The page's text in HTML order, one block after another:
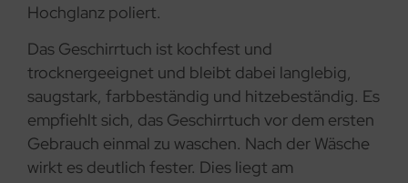
Hochglanz poliert.
Das Geschirrtuch ist kochfest und
trocknergeeignet und bleibt dabei langlebig,
saugstark, farbbeständig und hitzebeständig. Es
empfiehlt sich, das Geschirrtuch vor dem ersten
Gebrauch einmal zu waschen. Nach der Wäsche
wirkt es deutlich fester. Dies liegt am